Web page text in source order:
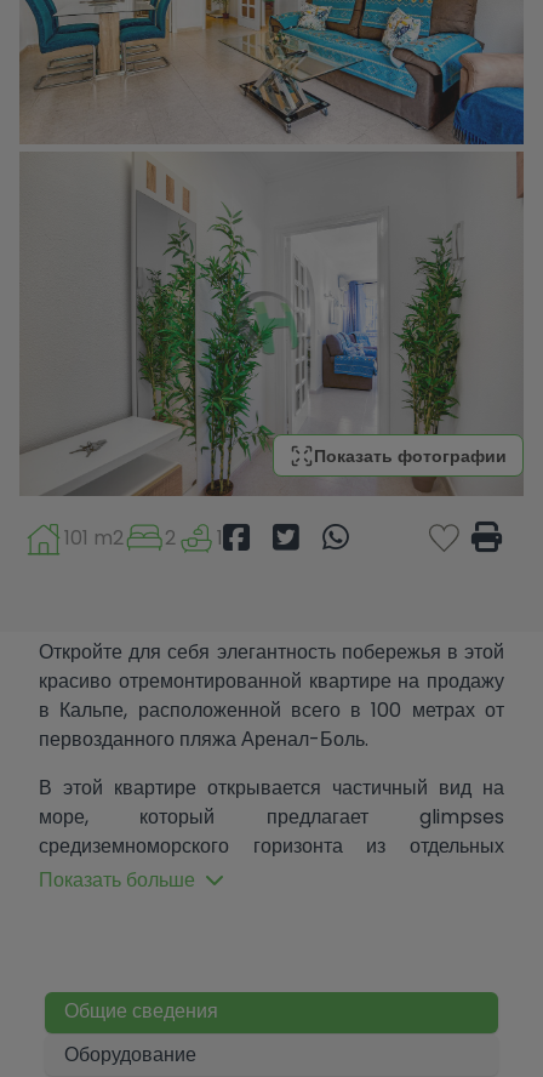
Показать фотографии
101 m2 2 1
Откройте для себя элегантность побережья в этой
красиво отремонтированной квартире на продажу
в Кальпе, расположенной всего в 100 метрах от
первозданного пляжа Аренал-Боль.
В этой квартире открывается частичный вид на
море, который предлагает glimpses
средиземноморского горизонта из отдельных
комнат и с террасы.
Независимая кухня полностью оборудована
совершенно новой техникой, идеально
подходящей для лёгкой подготовки блюд или
Показать больше
Общие сведения
Оборудование